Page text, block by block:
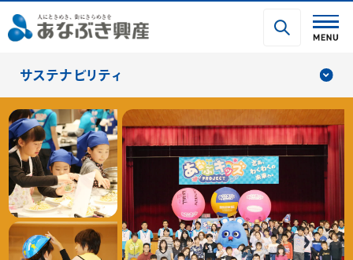
サステナビリティ